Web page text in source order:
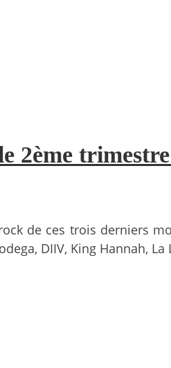
2ème
de ces trois derniers
DIIV, King Hannah,